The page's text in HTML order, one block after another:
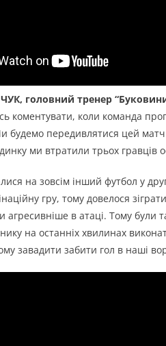
головний тренер
коментувати, коли команда
будемо передивлятися цей
ми втратили трьох гравців
на зовсім інший футбол у
гру, тому довелося
агресивніше в атаці. Тому були
на останніх хвилинах
завадити забити гол в наші